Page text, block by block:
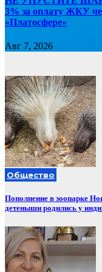
3% за оплату ЖКУ
«Платосфере»
Авг 7, 2026
Общество
Пополнение в зоопарке
детеныши родились у